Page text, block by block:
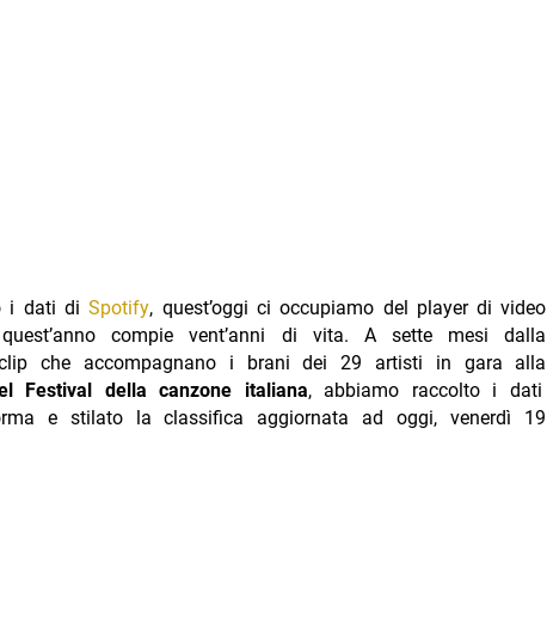
i dati diSpotify, quest’oggi ci occupiamo del player di video
compie vent’anni di vita. A sette mesi dalla
clip che accompagnano i brani dei 29 artisti in gara alla
Festival della canzone italiana, abbiamo raccolto i dati
e stilato la classifica aggiornata ad oggi, venerdì 19